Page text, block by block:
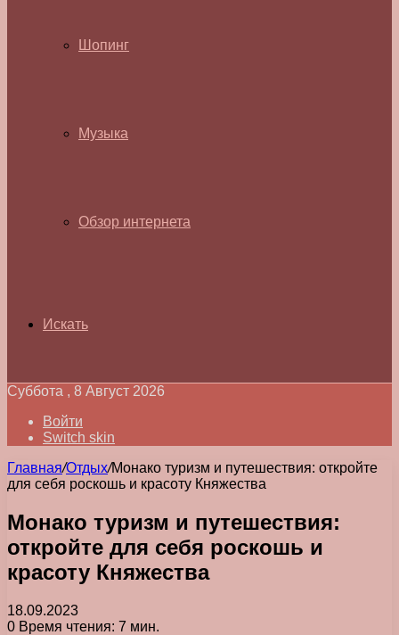
Шопинг
Музыка
Обзор интернета
Искать
Суббота , 8 Август 2026
Войти
Switch skin
Главная/Отдых/Монако туризм и путешествия: откройте
для себя роскошь и красоту Княжества
Монако туризм и путешествия:
откройте для себя роскошь и
красоту Княжества
18.09.2023
0 Время чтения: 7 мин.